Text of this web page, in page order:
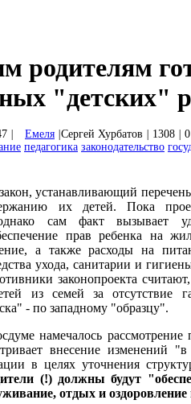
родителям
"детских"
Емеля Cергей Хурбатов 1308
0
педагогика законодательство
устанавливающий
их детей. Пока
сам факт вызывает
прав ребенка на
а также расходы на
ухода, санитарии и
законопроекта
из семей за
- по западному "образцу".
намечалось
внесение изменений
в целях уточнения
(!) должны будут
отдых и оздоровление